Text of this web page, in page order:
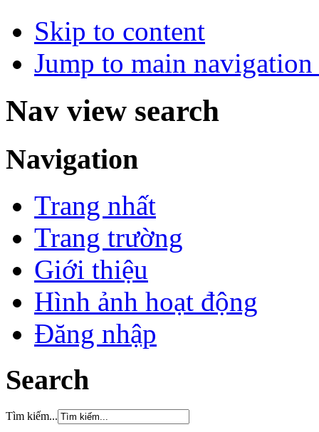
Skip to content
Jump to main
Nav view search
Navigation
Trang nhất
Trang trường
Giới thiệu
Hình ảnh hoạt động
Đăng nhập
Search
Tìm kiếm...